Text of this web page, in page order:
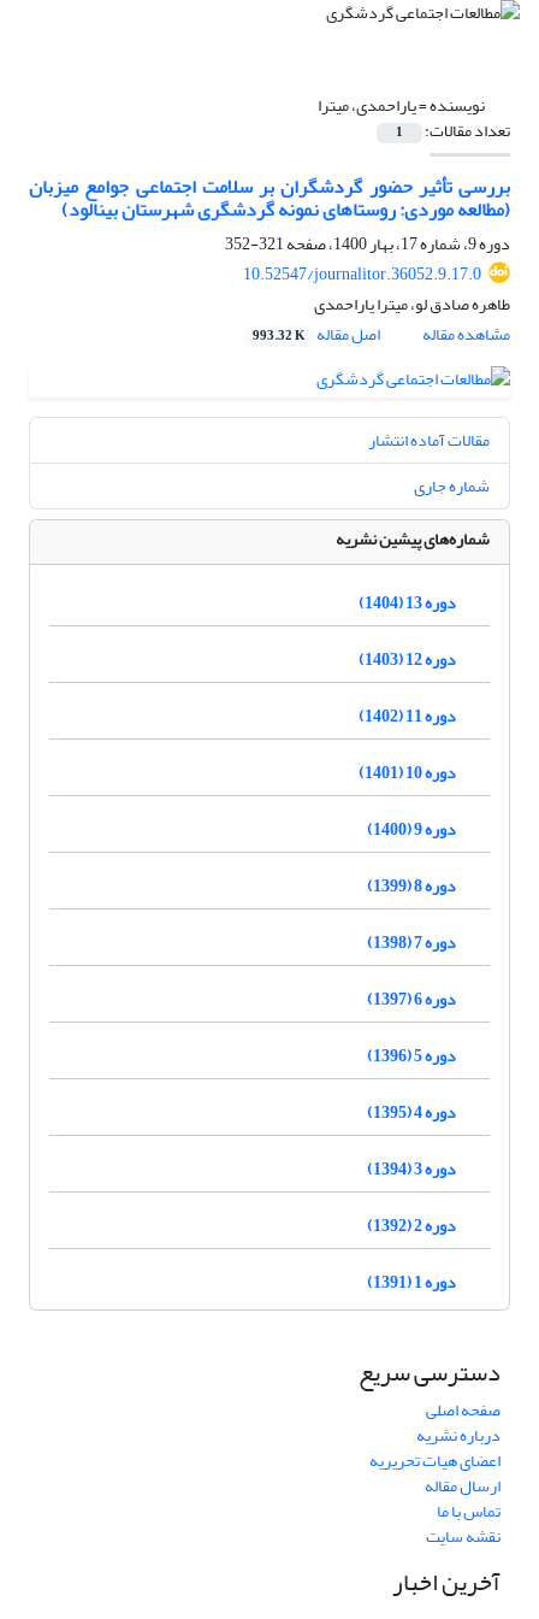
نویسنده =یاراحمدی، میترا
تعداد مقالات: 1
بررسی تأثیر حضور گردشگران بر سلامت اجتماعی جوامع میزبان
(مطالعه موردی: روستاهای نمونه گردشگری شهرستان بینالود)
دوره 9، شماره 17، بهار 1400، صفحه
321-352
10.52547/journalitor.36052.9.17.0
طاهره صادق لو، میترا یاراحمدی
مشاهده مقاله
اصل مقاله 993.32 K
مقالات آماده انتشار
شماره جاری
شماره‌های پیشین نشریه
دوره 13 (1404)
دوره 12 (1403)
دوره 11 (1402)
دوره 10 (1401)
دوره 9 (1400)
دوره 8 (1399)
دوره 7 (1398)
دوره 6 (1397)
دوره 5 (1396)
دوره 4 (1395)
دوره 3 (1394)
دوره 2 (1392)
دوره 1 (1391)
دسترسی سریع
صفحه اصلی
درباره نشریه
اعضای هیات تحریریه
ارسال مقاله
تماس با ما
نقشه سایت
آخرین اخبار